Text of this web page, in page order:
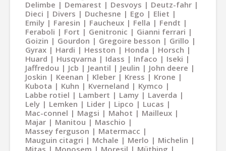
Delimbe
Demarest Desvoys
Deutz-fahr
Dieci
Divers Duchesne Ego
Eliet
Emily
Faresin Faucheux Fella
Fendt
Feraboli
Fort Genitronic
Gianni ferrari
Goizin
Gourdon Gregoire besson
Grillo
Gyrax
Hardi Hesston Honda
Horsch
Huard
Husqvarna Idass Infaco
Iseki
Jaffredou
Jcb Jeantil Jeulin
John deere
Joskin
Keenan Kleber Kress
Krone
Kubota
Kuhn Kverneland
Kymco
Labbe rotiel
Lambert Lamy
Laverda
Lely
Lemken Lider Lipco
Lucas
Mac-connel
Magsi Mahot
Mailleux
Majar
Manitou
Maschio
Massey ferguson
Matermacc
Mauguin citagri
Mchale Merlo
Michelin
Mitas
Monosem Moresil
Müthing